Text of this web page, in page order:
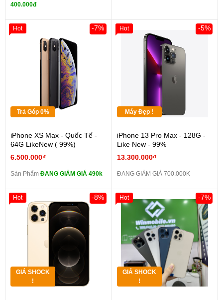
400.000đ
Trả Góp 0%
iPhone XS Max - Quốc Tế -
64G LikeNew ( 99%)
6.500.000₫
-7%
Sản Phẩm ĐANG GIẢM GIÁ 490k
Hot
Máy Đẹp !
iPhone 13 Pro Max - 128G -
Like New - 99%
13.300.000₫
-5%
ĐANG GIẢM GIÁ 700.000K
Hot
GIÁ SHOCK
!
-8%
Hot
GIÁ SHOCK
!
-7%
Hot